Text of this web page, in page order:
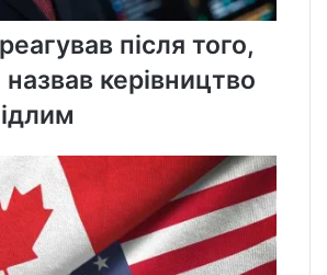
після того,
керівництво